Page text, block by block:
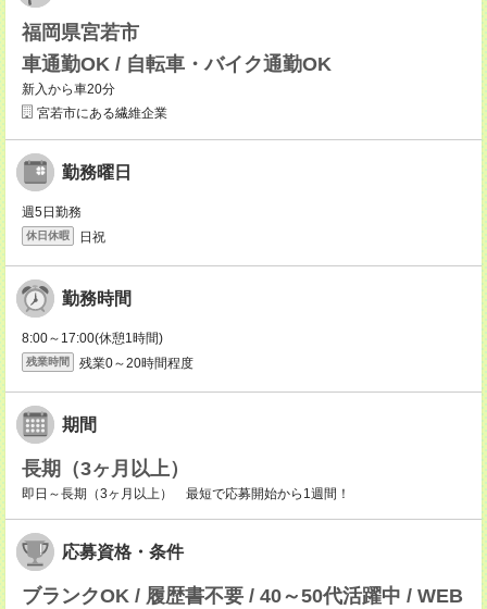
福岡県宮若市
車通勤OK / 自転車・バイク通勤OK
新入から車20分
宮若市にある繊維企業
勤務曜日
週5日勤務
休日休暇 日祝
勤務時間
8:00～17:00(休憩1時間)
残業時間 残業0～20時間程度
期間
長期（3ヶ月以上）
即日～長期（3ヶ月以上） 最短で応募開始から1週間！
応募資格・条件
ブランクOK / 履歴書不要 / 40～50代活躍中 / WEB